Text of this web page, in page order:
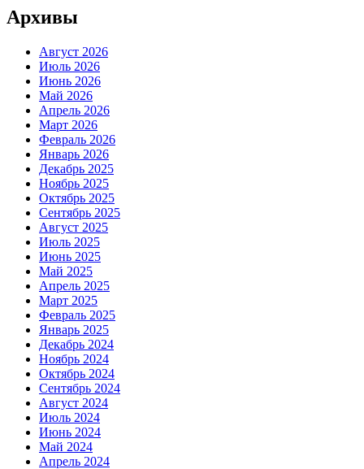
Архивы
Август 2026
Июль 2026
Июнь 2026
Май 2026
Апрель 2026
Март 2026
Февраль 2026
Январь 2026
Декабрь 2025
Ноябрь 2025
Октябрь 2025
Сентябрь 2025
Август 2025
Июль 2025
Июнь 2025
Май 2025
Апрель 2025
Март 2025
Февраль 2025
Январь 2025
Декабрь 2024
Ноябрь 2024
Октябрь 2024
Сентябрь 2024
Август 2024
Июль 2024
Июнь 2024
Май 2024
Апрель 2024